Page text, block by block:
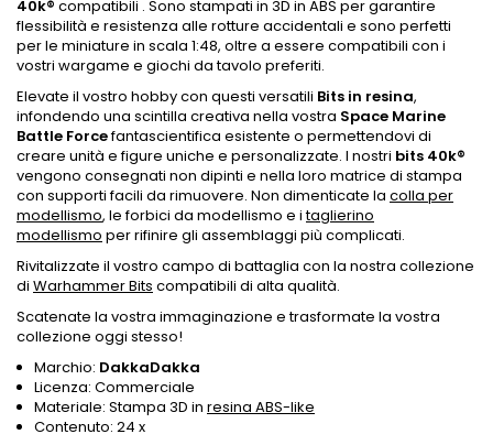
40k® compatibili . Sono stampati in 3D in ABS per garantire
flessibilità e resistenza alle rotture accidentali e sono perfetti
per le miniature in scala 1:48, oltre a essere compatibili con i
vostri wargame e giochi da tavolo preferiti.
Elevate il vostro hobby con questi versatili Bits in resina,
infondendo una scintilla creativa nella vostra Space Marine
Battle Forcefantascientifica esistente o permettendovi di
creare unità e figure uniche e personalizzate. I nostri bits 40k®
vengono consegnati non dipinti e nella loro matrice di stampa
con supporti facili da rimuovere. Non dimenticate la colla per
modellismo, le forbici da modellismo e itaglierino
modellismo per rifinire gli assemblaggi più complicati.
Rivitalizzate il vostro campo di battaglia con la nostra collezione
di Warhammer Bits compatibili di alta qualità.
Scatenate la vostra immaginazione e trasformate la vostra
collezione oggi stesso!
Marchio: DakkaDakka
Licenza: Commerciale
Materiale: Stampa 3D in resina ABS-like
Contenuto: 24 x